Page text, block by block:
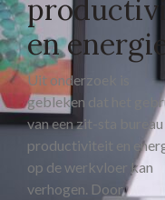
en
Uit onderzoek is
gebleken dat het
van een zit-sta bureau
productiviteit en
op de werkvloer kan
verhogen. Door